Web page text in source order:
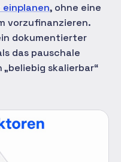
, ohne eine
vorzufinanzieren.
dokumentierter
das pauschale
skalierbar“